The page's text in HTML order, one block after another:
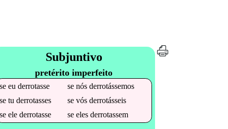
Subjuntivo
pretérito imperfeito
seeuderrotasse senósderrotássemos
setuderrotasses sevósderrotásseis
seelederrotasse seelesderrotassem